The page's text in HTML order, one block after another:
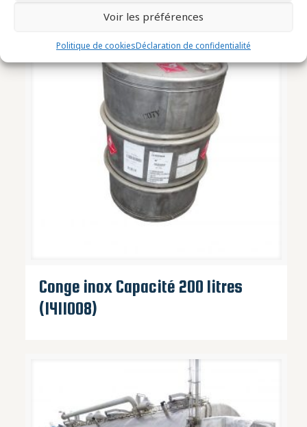
Voir les préférences
Politique de cookiesDéclaration de confidentialité
Conge inox Capacité 200 litres
(1411008)